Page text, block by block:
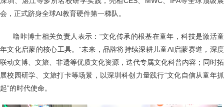
会，正式跻身全球AI教育硬件第一梯队。
噜咔博士相关负责人表示：“文化传承的根基在童年，科技是激活童
年文化启蒙的核心工具。”未来，品牌将持续深耕儿童AI启蒙赛道，深度
联动文博、文旅、非遗等优质文化资源，迭代专属文化科普内容；同时拓
展校园研学、文旅打卡等场景，以深圳科创力量践行“文化自信从童年抓
起”的时代使命。